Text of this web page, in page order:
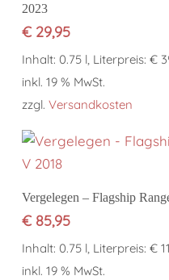
2023
€29,95
Inhalt: 0.75 l, Literpreis: €
inkl. 19 % MwSt.
zzgl. Versandkosten
In den
Vergelegen – Flagship
€85,95
Inhalt: 0.75 l, Literpreis: €
inkl. 19 % MwSt.